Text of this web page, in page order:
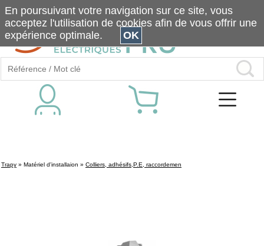
Trapy » Matériel d'installaion » Colliers, adhésifs,P.E, raccordemen
En poursuivant votre navigation sur ce site, vous
acceptez l'utilisation de cookies afin de vous offrir une
expérience optimale.
OK